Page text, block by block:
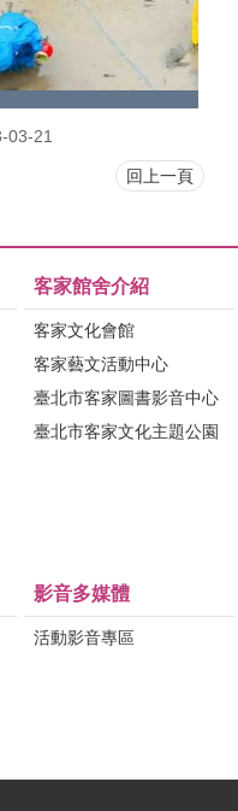
03-21
回上一頁
客家館舍介紹
客家文化會館
客家藝文活動中心
臺北市客家圖書影音中心
臺北市客家文化主題公園
影音多媒體
活動影音專區